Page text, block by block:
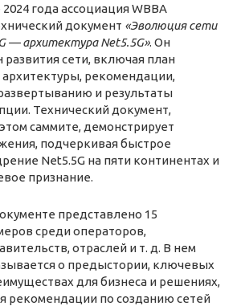
года ассоциация WBBA
документ «Эволюция сети
— архитектура Net5.5G». Он
сети, включая план
рекомендации,
и результаты
Технический документ,
саммите, демонстрирует
подчеркивая быстрое
Net5.5G на пяти континентах и
признание.
представлено 15
среди операторов,
отраслей и т. д. В нем
о предыстории, ключевых
для бизнеса и решениях,
рекомендации по созданию сетей